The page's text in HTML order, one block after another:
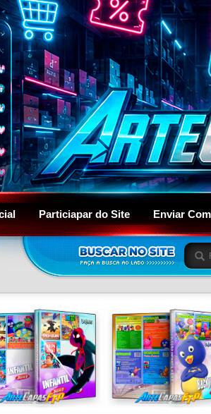
Particiapar do Site Enviar